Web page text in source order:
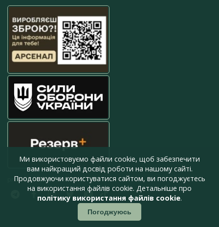
press@armyinform.com.ua
Ми використовуємо файли cookie, щоб забезпечити
вам найкращий досвід роботи на нашому сайті.
Продовжуючи користуватися сайтом, ви погоджуєтесь
на використання файлів cookie. Детальніше про
політику використання файлів cookie.
Погоджуюсь